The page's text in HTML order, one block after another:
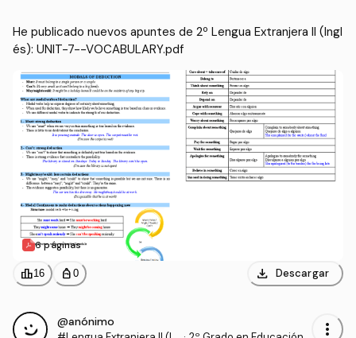
He publicado nuevos apuntes de 2º Lengua Extranjera II (Ingl
és): UNIT-7--VOCABULARY.pdf
6 páginas
leaderboard16 personal_bag 0 download Descargar
@anónimo more_vert